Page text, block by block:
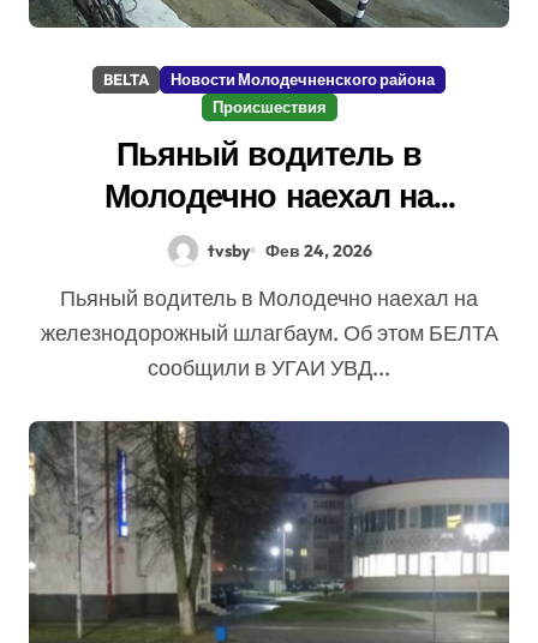
BELTA
Новости Молодечненского района
Происшествия
Пьяный водитель в
Молодечно наехал на
железнодорожный шлагбаум
tvsby Фев 24, 2026
Пьяный водитель в Молодечно наехал на
железнодорожный шлагбаум. Об этом БЕЛТА
сообщили в УГАИ УВД...